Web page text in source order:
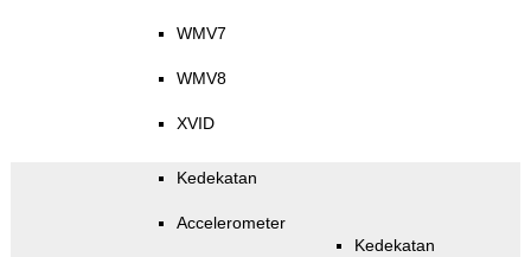
WMV7
WMV8
XVID
Kedekatan
Accelerometer
Kedekatan